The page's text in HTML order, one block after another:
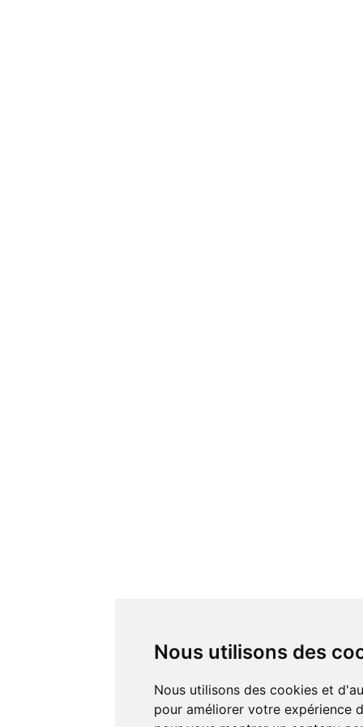
Nous utilisons des
Nous utilisons des cookies et d'autres technologies de suivi
pour améliorer votre expérience